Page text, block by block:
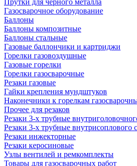
Прутки для черного металла
Газосварочное оборудование
Баллоны
Баллоны композитные
Баллоны стальные
Газовые баллончики и картриджи
Горелки газовоздушные
Газовые горелки
Горелки газосварочные
Резаки газовые
Гайки крепления мундштуков
Наконечники к горелкам
Прочее для резаков
Резаки 3-х трубные
Резаки 3-х трубные внутрисоплового
Резаки инжекторные
Резаки керосиновые
Узлы вентилей и ремкомплекты
Товары для газосварочных работ